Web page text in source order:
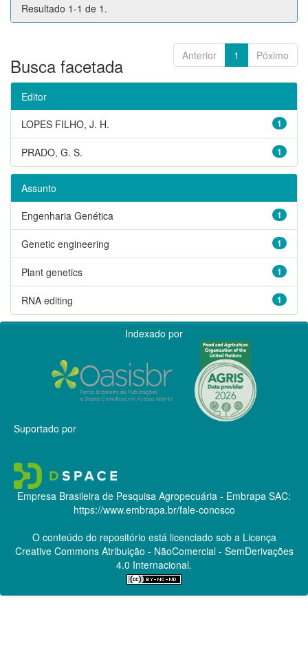
Resultado 1-1 de 1.
Anterior 1 Póximo
Busca facetada
Editor
1
LOPES FILHO, J. H.
1
PRADO, G. S.
Assunto
1
Engenharia Genética
1
Genetic engineering
1
Plant genetics
1
RNA editing
Indexado por
Suportado por
Empresa Brasileira de Pesquisa Agropecuária - Embrapa SAC:
https://www.embrapa.br/fale-conosco
O conteúdo do repositório está licenciado sob a Licença
Creative CommonsAtribuição - NãoComercial - SemDerivações
4.0 Internacional.